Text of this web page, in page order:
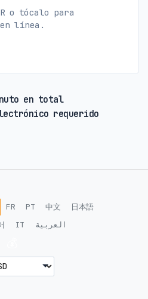
o tócalo para
línea.
en total
requerido
FR PT 中文
日本語
IT العربية